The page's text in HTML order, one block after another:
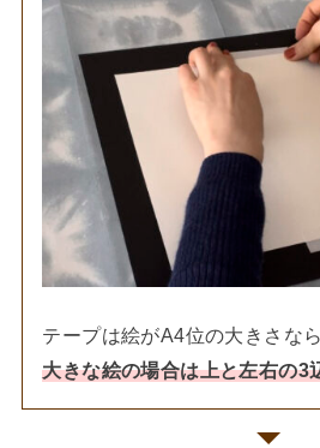
テープは絵がA4位の大きさなら
大きな絵の場合は上と左右の3